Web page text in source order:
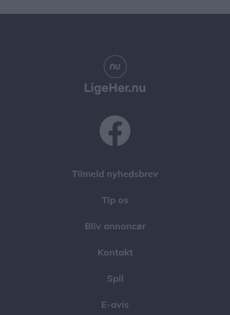
Tilmeld nyhedsbrev
Tip os
Bliv annoncør
Kontakt
Spil
E-avis